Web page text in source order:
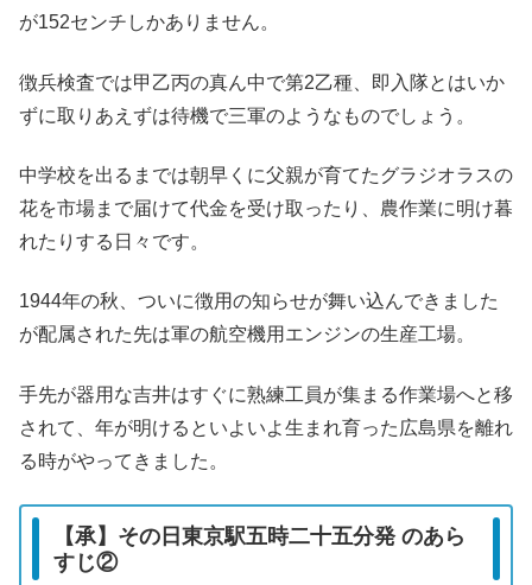
が152センチしかありません。
徴兵検査では甲乙丙の真ん中で第2乙種、即入隊とはいか
ずに取りあえずは待機で三軍のようなものでしょう。
中学校を出るまでは朝早くに父親が育てたグラジオラスの
花を市場まで届けて代金を受け取ったり、農作業に明け暮
れたりする日々です。
1944年の秋、ついに徴用の知らせが舞い込んできました
が配属された先は軍の航空機用エンジンの生産工場。
手先が器用な吉井はすぐに熟練工員が集まる作業場へと移
されて、年が明けるといよいよ生まれ育った広島県を離れ
る時がやってきました。
【承】その日東京駅五時二十五分発 のあら
すじ②